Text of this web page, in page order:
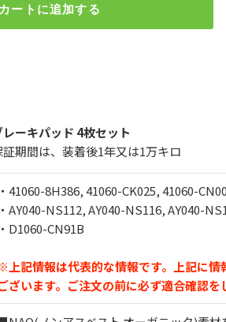
カートに追加する
ト
ーキパッド 4枚セット
期間は、装着後1年又は1万キロ
・41060-8H386, 41060-CK025, 41060-
・AY040-NS112, AY040-NS116, AY040-
・D1060-CN91B
上記情報は代表的な情報です。上記に情
ざいます。 ご注文の前に必ず適合確認を